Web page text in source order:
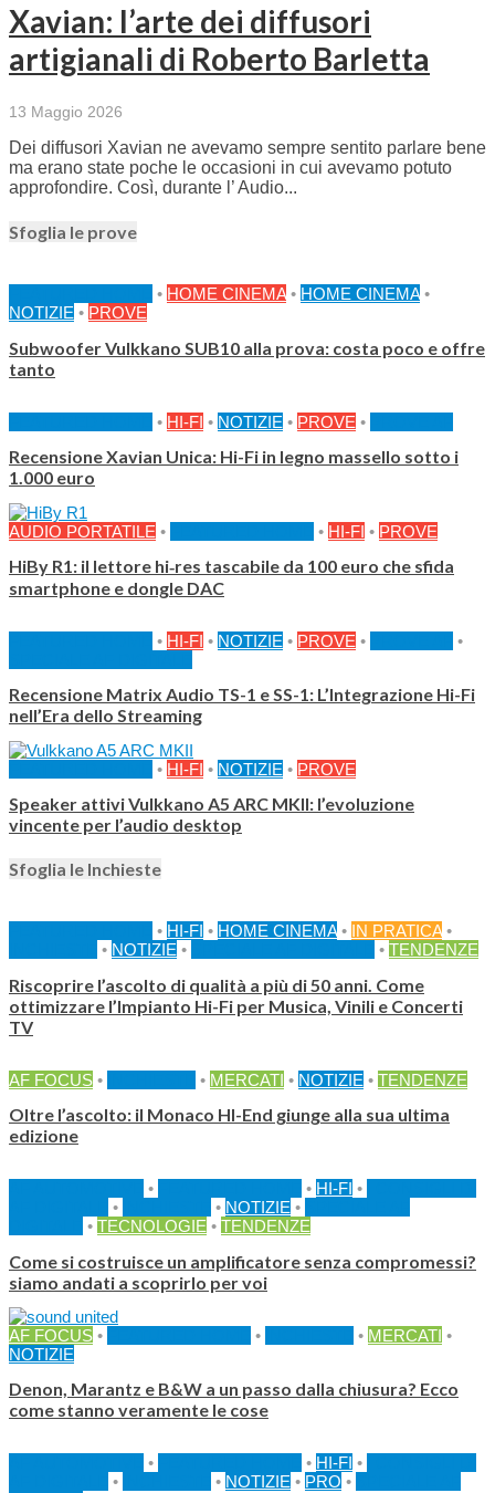
Xavian: l’arte dei diffusori
artigianali di Roberto Barletta
13 Maggio 2026
Dei diffusori Xavian ne avevamo sempre sentito parlare bene
ma erano state poche le occasioni in cui avevamo potuto
approfondire. Così, durante l’ Audio...
Sfoglia le prove
• HOME CINEMA • HOME CINEMA •
NOTIZIE • PROVE
Subwoofer Vulkkano SUB10 alla prova: costa poco e offre
tanto
• HI-FI • NOTIZIE • PROVE •
Recensione Xavian Unica: Hi-Fi in legno massello sotto i
1.000 euro
AUDIO PORTATILE • • HI-FI • PROVE
HiBy R1: il lettore hi‑res tascabile da 100 euro che sfida
smartphone e dongle DAC
• HI-FI • NOTIZIE • PROVE •
•
Recensione Matrix Audio TS-1 e SS-1: L’Integrazione Hi-Fi
nell’Era dello Streaming
• HI-FI • NOTIZIE • PROVE
Speaker attivi Vulkkano A5 ARC MKII: l’evoluzione
vincente per l’audio desktop
Sfoglia le Inchieste
• HI-FI • HOME CINEMA • IN PRATICA •
• NOTIZIE • • TENDENZE
Riscoprire l’ascolto di qualità a più di 50 anni. Come
ottimizzare l’Impianto Hi-Fi per Musica, Vinili e Concerti
TV
AF FOCUS • • MERCATI • NOTIZIE • TENDENZE
Oltre l’ascolto: il Monaco HI-End giunge alla sua ultima
edizione
• • HI-FI •
• • NOTIZIE •
• TECNOLOGIE • TENDENZE
Come si costruisce un amplificatore senza compromessi?
siamo andati a scoprirlo per voi
AF FOCUS • • • MERCATI •
NOTIZIE
Denon, Marantz e B&W a un passo dalla chiusura? Ecco
come stanno veramente le cose
• • HI-FI •
• • NOTIZIE • PRO •